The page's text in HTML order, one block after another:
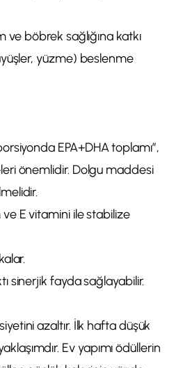
ve böbrek sağlığına katkı
yüzme) beslenme
EPA+DHA toplamı”,
önemlidir. Dolgu maddesi
ve E vitamini ile stabilize
sinerjik fayda sağlayabilir.
azaltır. İlk hafta düşük
Ev yapımı ödüllerin